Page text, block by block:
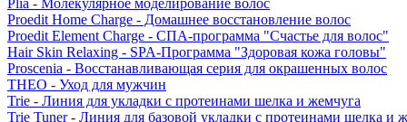
Plia - Молекулярное моделирование волос
Proedit Home Charge - Домашнее восстановление волос
Proedit Element Charge - СПА-программа "Счастье для волос"
Hair Skin Relaxing - SPA-Программа "Здоровая кожа головы"
Proscenia - Восстанавливающая серия для окрашенных волос
THEO - Уход для мужчин
Trie - Линия для укладки с протеинами шелка и жемчуга
Trie Tuner - Линия для базовой укладки с протеинами шелка и